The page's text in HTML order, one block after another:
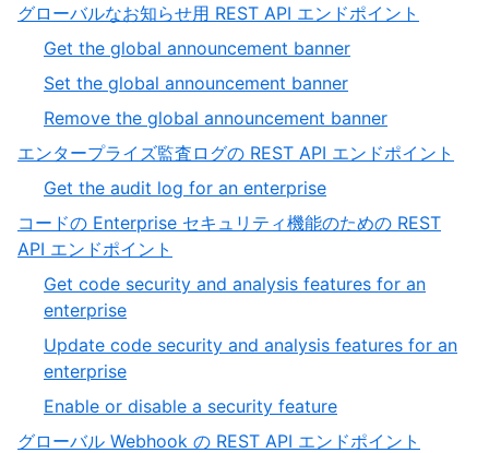
グローバルなお知らせ用 REST API エンドポイント
Get the global announcement banner
Set the global announcement banner
Remove the global announcement banner
エンタープライズ監査ログの REST API エンドポイント
Get the audit log for an enterprise
コードの Enterprise セキュリティ機能のための REST
API エンドポイント
Get code security and analysis features for an
enterprise
Update code security and analysis features for an
enterprise
Enable or disable a security feature
グローバル Webhook の REST API エンドポイント